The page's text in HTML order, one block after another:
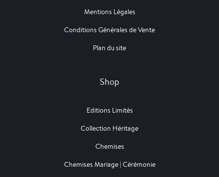
Mentions Légales
Conditions Générales de Vente
Plan du site
Shop
Editions Limités
Collection Héritage
Chemises
Chemises Mariage | Cérémonie